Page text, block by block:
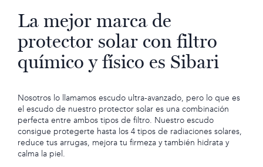
La mejor marca de
protector solar con filtro
químico y físico es Sibari
Nosotros lo llamamos escudo ultra-avanzado, pero lo que es
el escudo de nuestro protector solar es una combinación
perfecta entre ambos tipos de filtro. Nuestro escudo
consigue protegerte hasta los 4 tipos de radiaciones solares,
reduce tus arrugas, mejora tu firmeza y también hidrata y
calma la piel.